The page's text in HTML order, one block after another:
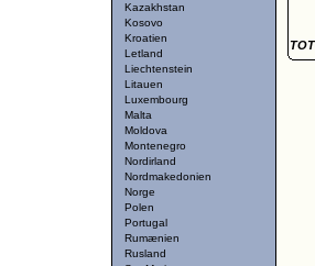
Kazakhstan
Kosovo
Kroatien
Letland
Liechtenstein
Litauen
Luxembourg
Malta
Moldova
Montenegro
Nordirland
Nordmakedonien
Norge
Polen
Portugal
Rumænien
Rusland